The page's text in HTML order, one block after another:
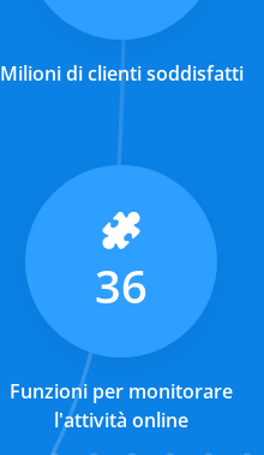
Milioni di clienti soddisfatti
36
Funzioni per monitorare
l'attività online